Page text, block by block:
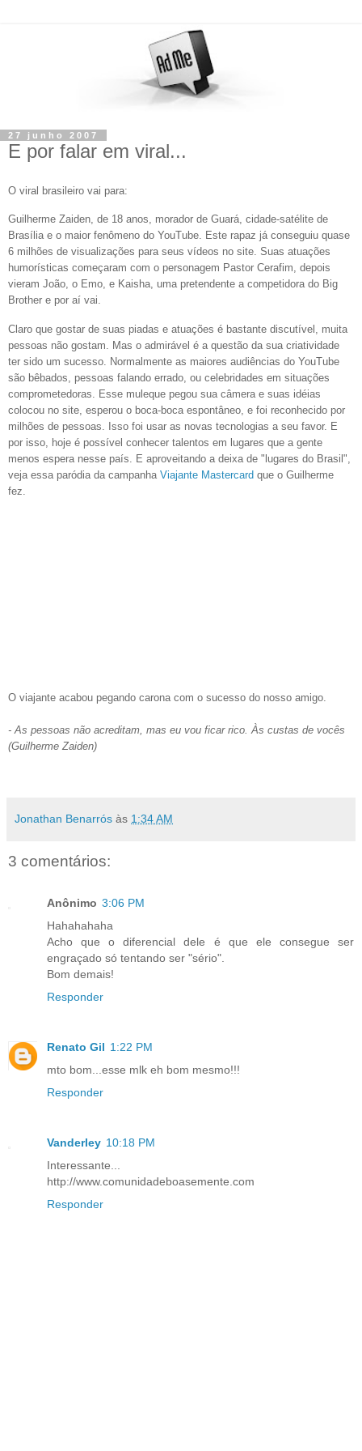
27 junho 2007
E por falar em viral...
O viral brasileiro vai para:
Guilherme Zaiden, de 18 anos, morador de Guará, cidade-satélite de
Brasília e o maior fenômeno do YouTube. Este rapaz já conseguiu quase
6 milhões de visualizações para seus vídeos no site. Suas atuações
humorísticas começaram com o personagem Pastor Cerafim, depois
vieram João, o Emo, e Kaisha, uma pretendente a competidora do Big
Brother e por aí vai.
Claro que gostar de suas piadas e atuações é bastante discutível, muita
pessoas não gostam. Mas o admirável é a questão da sua criatividade
ter sido um sucesso. Normalmente as maiores audiências do YouTube
são bêbados, pessoas falando errado, ou celebridades em situações
comprometedoras. Esse muleque pegou sua câmera e suas idéias
colocou no site, esperou o boca-boca espontâneo, e foi reconhecido por
milhões de pessoas. Isso foi usar as novas tecnologias a seu favor. E
por isso, hoje é possível conhecer talentos em lugares que a gente
menos espera nesse país. E aproveitando a deixa de "lugares do Brasil",
veja essa paródia da campanha Viajante Mastercard que o Guilherme
fez.
O viajante acabou pegando carona com o sucesso do nosso amigo.
- As pessoas não acreditam, mas eu vou ficar rico. Às custas de vocês
(Guilherme Zaiden)
Jonathan Benarrós às 1:34 AM
3 comentários:
Anônimo 3:06 PM
Hahahahaha
Acho que o diferencial dele é que ele consegue ser
engraçado só tentando ser "sério".
Bom demais!
Responder
Renato Gil 1:22 PM
mto bom...esse mlk eh bom mesmo!!!
Responder
Vanderley 10:18 PM
Interessante...
http://www.comunidadeboasemente.com
Responder